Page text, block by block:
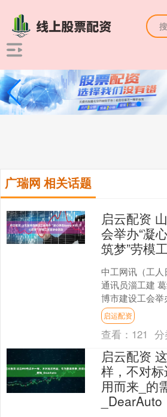
广瑞网 相关话题
启云配资
会举办“凝
筑梦”劳模
中工网讯（工
通讯员淄工建
博市建设工会举
模工匠宣讲会活
之一。淄博....
启运配资
查看： 121
启云配资
样，不对
用而来_的
_DearAuto